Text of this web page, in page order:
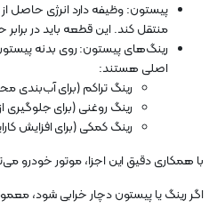
پیستون: وظیفه دارد انرژی حاصل
منتقل کند. این قطعه باید در
رینگ‌های پیستون: روی بدنه
اصلی هستند:
رینگ تراکم (برای آب‌بندی
رینگ روغنی (برای
رینگ کمکی (برای افزایش
با همکاری دقیق این اجزا، موتور خودرو
اگر رینگ یا پیستون دچار خرابی شود،